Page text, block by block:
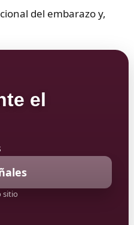
del embarazo y,
el
sitio